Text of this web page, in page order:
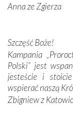
W miejscu
Podczas tej
zwyczaje.
oddalone, w
Sprawiła to
kulturowa
Anna ze Zgierza
Szczęść Boże!
Kampania
Polski” jest
jesteście i
wspierać naszą
Zbigniew z Katowic